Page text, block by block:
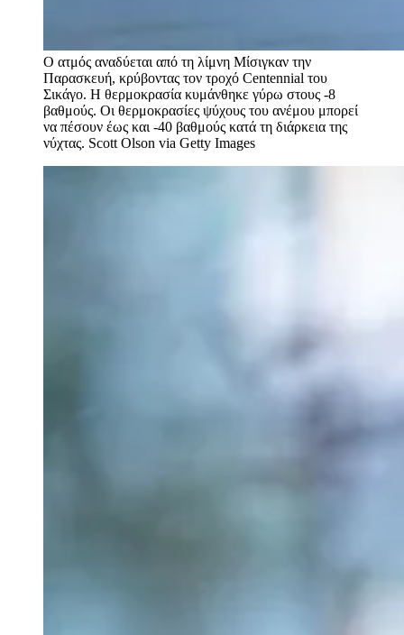
Ο ατμός αναδύεται από τη λίμνη Μίσιγκαν την
Παρασκευή, κρύβοντας τον τροχό Centennial του
Σικάγο. Η θερμοκρασία κυμάνθηκε γύρω στους -8
βαθμούς. Οι θερμοκρασίες ψύχους του ανέμου μπορεί
να πέσουν έως και -40 βαθμούς κατά τη διάρκεια της
νύχτας. Scott Olson via Getty Images